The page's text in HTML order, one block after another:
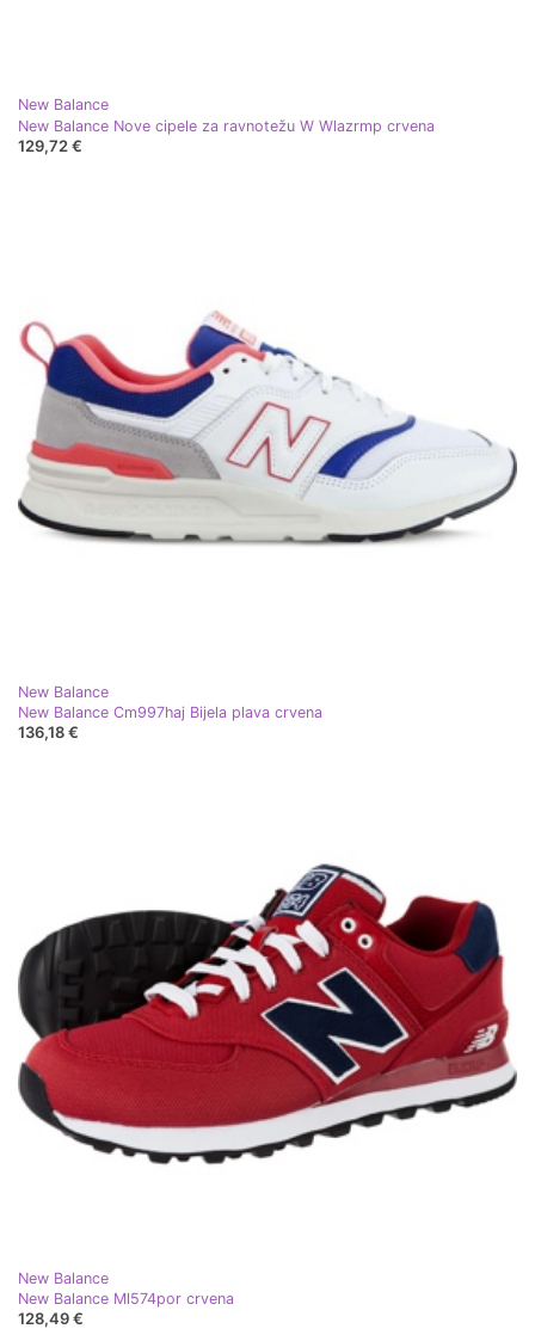
New Balance
New Balance Nove cipele za ravnotežu W Wlazrmp crvena
129,72 €
New Balance
New Balance Cm997haj Bijela plava crvena
136,18 €
New Balance
New Balance Ml574por crvena
128,49 €